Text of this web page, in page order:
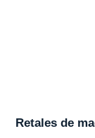
Retales de